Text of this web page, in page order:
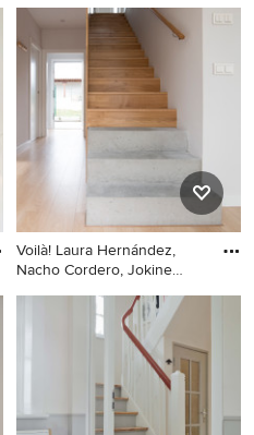
Gerade, Große Nordische
Treppe mit Marmor-
Setzstufen in Sonstige
Voilà! Laura Hernández,
Nacho Cordero, Jokine
Gerade Moderne Treppe mit
Beton-Setzstufen in Sonstige